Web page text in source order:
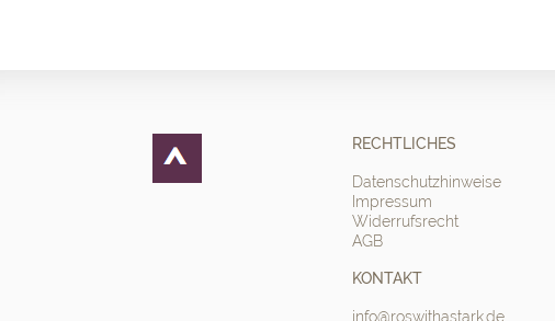
RECHTLICHES
Datenschutzhinweise
Impressum
Widerrufsrecht
AGB
KONTAKT
info@roswithastark.de